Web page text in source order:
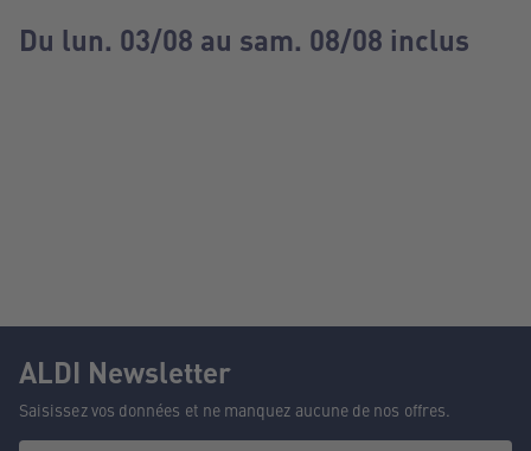
Du lun. 03/08 au sam. 08/08 inclus
ALDI Newsletter
Saisissez vos données et ne manquez aucune de nos offres.